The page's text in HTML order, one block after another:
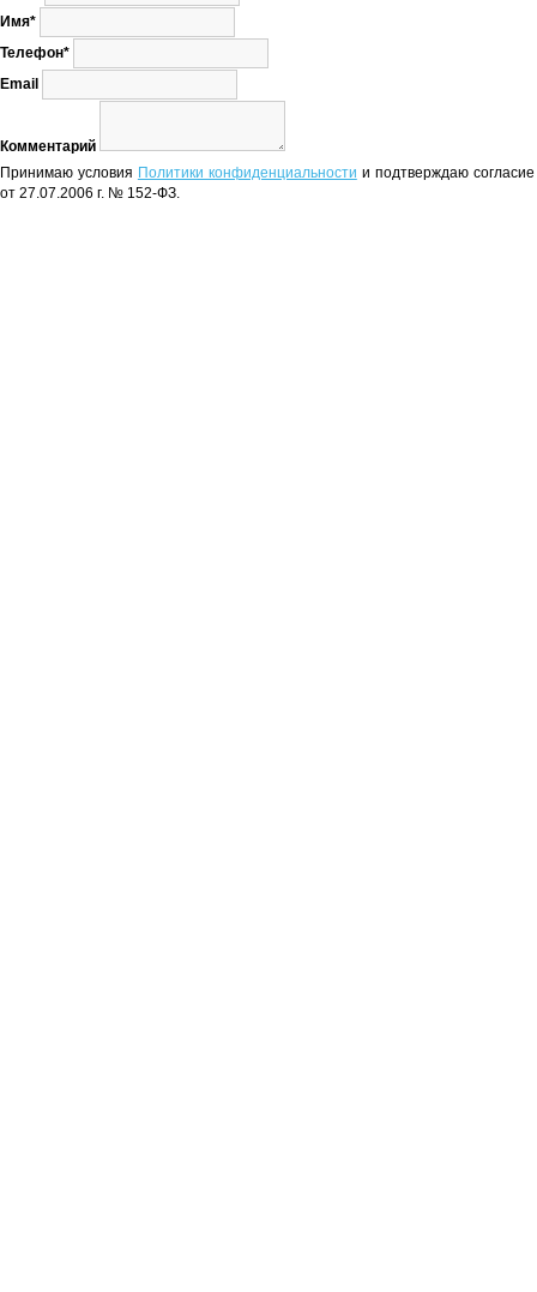
Имя*
Телефон*
Email
Комментарий
Принимаю условия Политики конфиденциальности и подтверждаю
от 27.07.2006 г. № 152-ФЗ.